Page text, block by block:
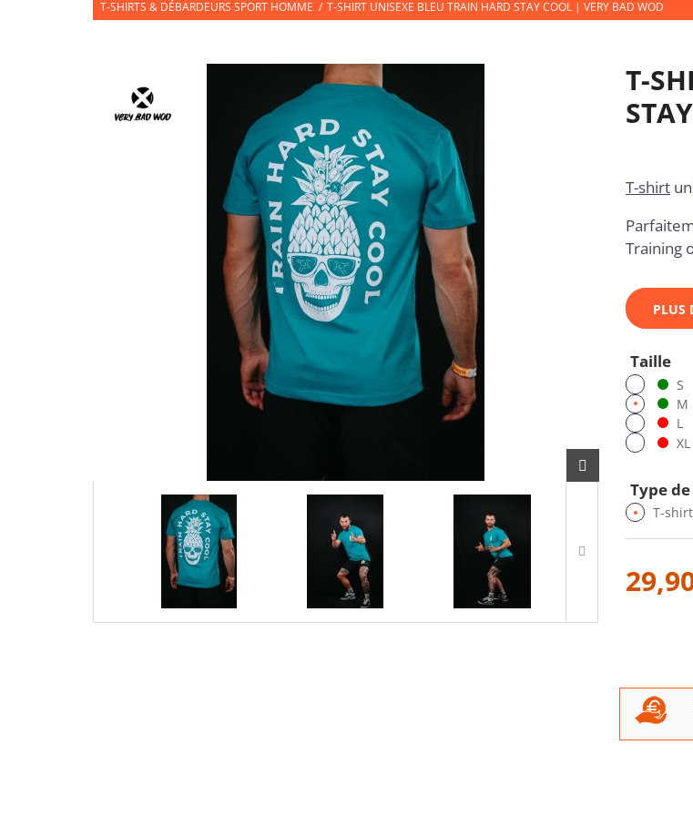
T-SHIRTS & DÉBARDEURS SPORT HOMME / T-SHIRT UNISEXE BLEU TRAIN HARD STAY COOL | VERY BAD WOD
T-
T-shirt
Training
PLUS
Taille
S
M
L
XL
Type
T-shirt